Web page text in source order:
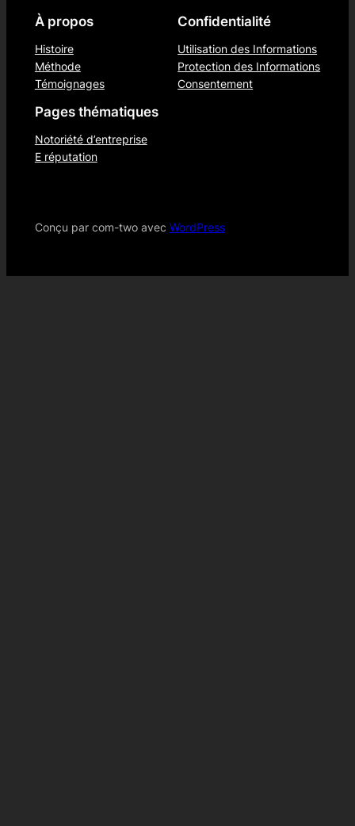
À propos
Histoire
Méthode
Témoignages
Confidentialité
Utilisation des Informations
Protection des Informations
Consentement
Pages thématiques
Notoriété d’entreprise
E réputation
Conçu par com-two avec WordPress